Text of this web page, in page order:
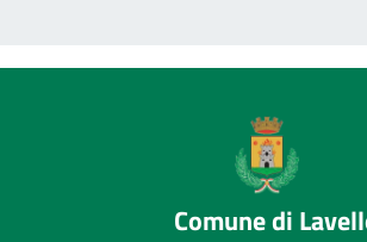
Comune di